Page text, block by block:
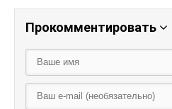
Прокомментировать